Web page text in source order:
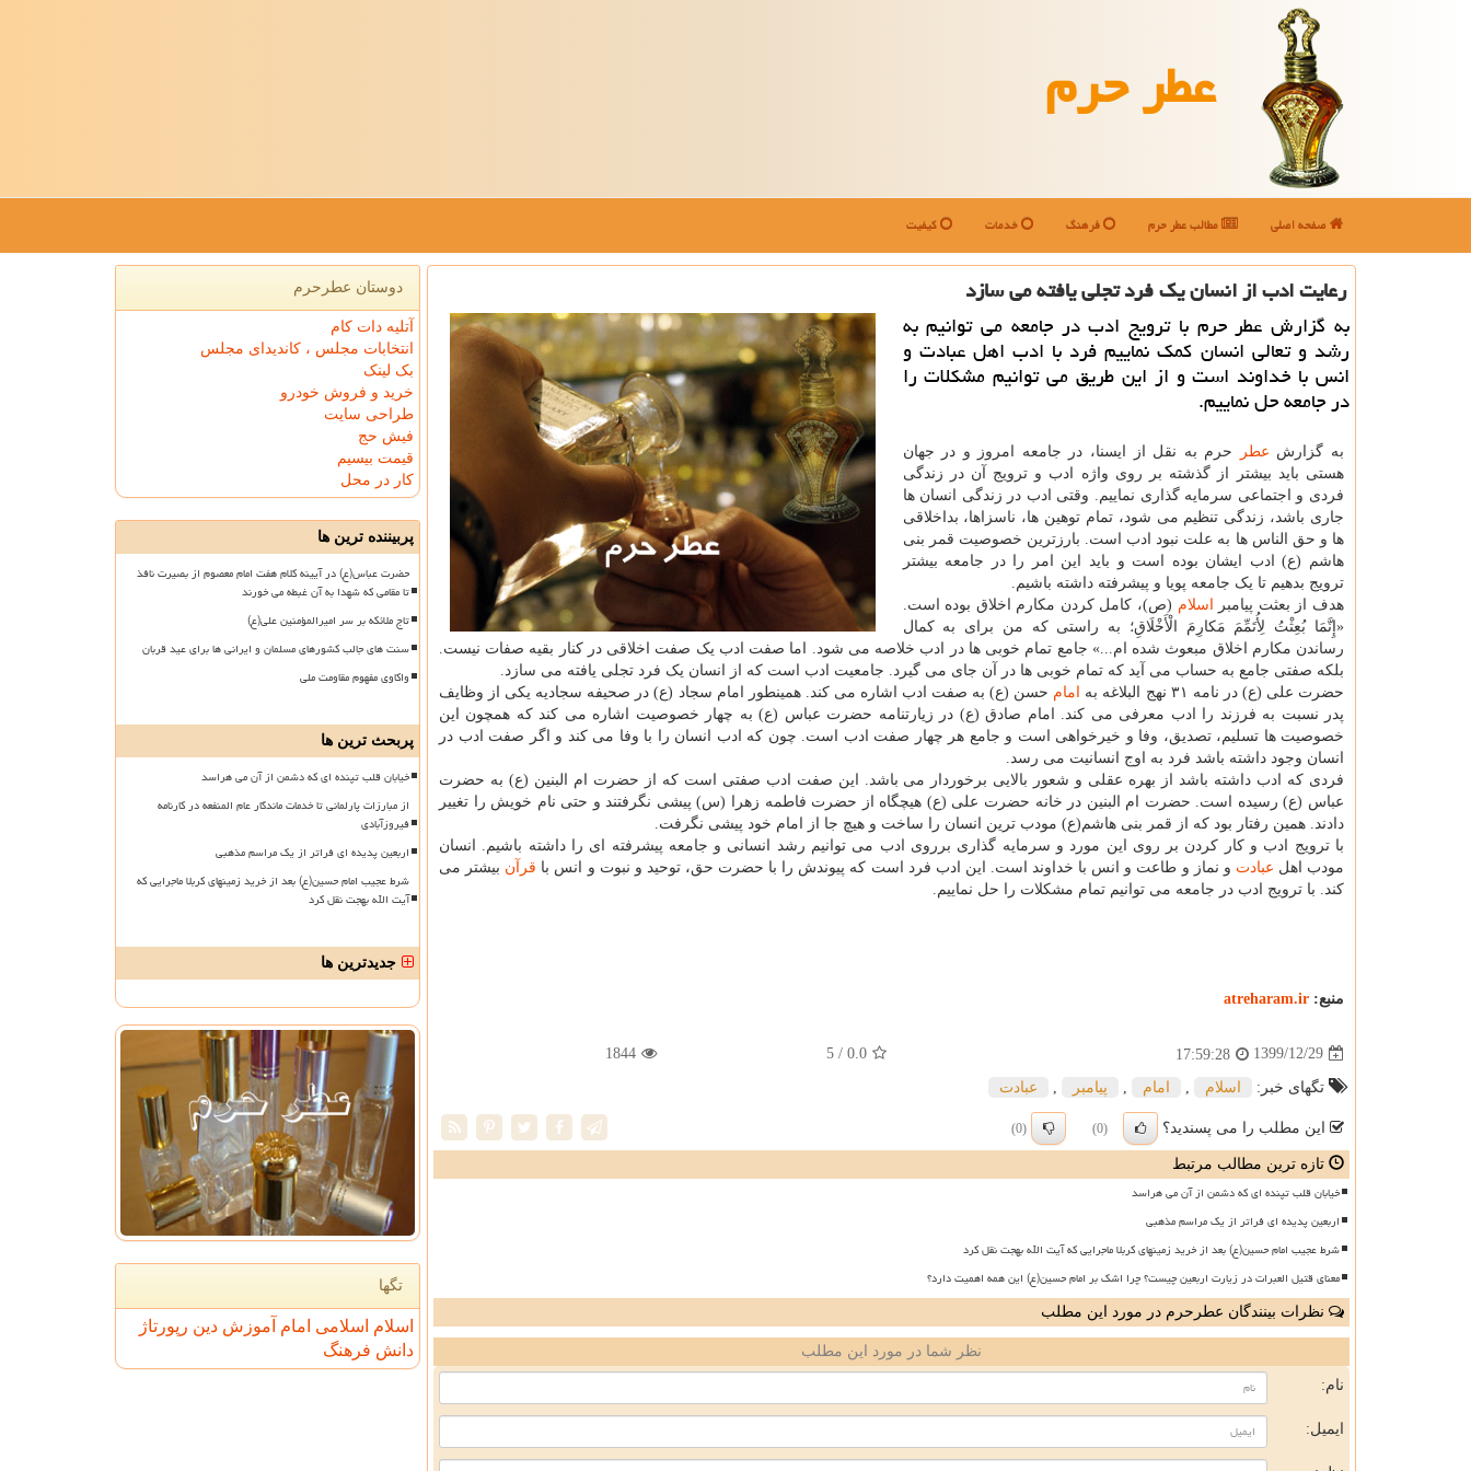
عطر حرم
صفحه اصلی مطالب عطر حرم فرهنگ خدمات کیفیت
رعایت ادب از انسان یك فرد تجلی یافته می سازد
به گزارش عطر حرم با ترویج ادب در جامعه می توانیم به
رشد و تعالی انسان کمک نماییم فرد با ادب اهل عبادت و
انس با خداوند است و از این طریق می توانیم مشکلات را
در جامعه حل نماییم.
به گزارش عطر
حرم به نقل از ایسنا، در جامعه امروز و در جهان
هستی باید بیشتر از گذشته بر روی واژه ادب و ترویج آن در زندگی
فردی و اجتماعی سرمایه گذاری نماییم. وقتی ادب در زندگی انسان ها
جاری باشد، زندگی تنظیم می شود، تمام توهین ها، ناسزاها، بداخلاقی
ها و حق الناس ها به علت نبود ادب است. بارزترین خصوصیت قمر بنی
هاشم (ع) ادب ایشان بوده است و باید این امر را در جامعه بیشتر
ترویج بدهیم تا یک جامعه پویا و پیشرفته داشته باشیم.
هدف از بعثت پیامبر
اسلام (ص)، کامل کردن مکارم اخلاق بوده است.
«إِنَّمَا بُعِثْتُ لِأُتَمِّمَ مَکارِمَ الْأَخْلَاقِ؛ به راستی که من برای به کمال
رساندن مکارم اخلاق مبعوث شده ام...» جامع تمام خوبی ها در ادب خلاصه می شود. اما صفت ادب یک صفت اخلاقی در کنار بقیه صفات نیست.
بلکه صفتی جامع به حساب می آید که تمام خوبی ها در آن جای می گیرد. جامعیت ادب است که از انسان یک فرد تجلی یافته می سازد.
حضرت علی (ع) در نامه ۳۱ نهج البلاغه به
امام حسن (ع) به صفت ادب اشاره می کند. همینطور امام سجاد (ع) در صحیفه سجادیه یکی از وظایف
پدر نسبت به فرزند را ادب معرفی می کند. امام صادق (ع) در زیارتنامه حضرت عباس (ع) به چهار خصوصیت اشاره می کند که همچون این
خصوصیت ها تسلیم، تصدیق، وفا و خیرخواهی است و جامع هر چهار صفت ادب است. چون که ادب انسان را با وفا می کند و اگر صفت ادب در
انسان وجود داشته باشد فرد به اوج انسانیت می رسد.
فردی که ادب داشته باشد از بهره عقلی و شعور بالایی برخوردار می باشد. این صفت ادب صفتی است که از حضرت ام البنین (ع) به حضرت
عباس (ع) رسیده است. حضرت ام البنین در خانه حضرت علی (ع) هیچگاه از حضرت فاطمه زهرا (س) پیشی نگرفتند و حتی نام خویش را تغییر
دادند. همین رفتار بود که از قمر بنی هاشم(ع) مودب ترین انسان را ساخت و هیچ جا از امام خود پیشی نگرفت.
با ترویج ادب و کار کردن بر روی این مورد و سرمایه گذاری برروی ادب می توانیم رشد انسانی و جامعه پیشرفته ای را داشته باشیم. انسان
مودب اهل عبادت و نماز و طاعت و انس با خداوند است. این ادب فرد است که پیوندش را با حضرت حق، توحید و نبوت و انس با قرآن بیشتر می
کند. با ترویج ادب در جامعه می توانیم تمام مشکلات را حل نماییم.
منبع: atreharam.ir
1399/12/29
17:59:28
0.0
/ 5
1844
تگهای خبر: اسلام امام پیامبر عبادت
این مطلب را می پسندید؟ (0)
(0)
تازه ترین مطالب مرتبط
خیابان قلب تپنده ای که دشمن از آن می هراسد
اربعین پدیده ای فراتر از یک مراسم مذهبی
شرط عجیب امام حسین(ع) بعد از خرید زمینهای کربلا ماجرایی که آیت الله بهجت نقل کرد
معنای قتیل العبرات در زیارت اربعین چیست؟ چرا اشک بر امام حسین(ع) این همه اهمیت دارد؟
نظرات بینندگان عطرحرم در مورد این مطلب
نظر شما در مورد این مطلب
نام:
ایمیل:
دوستان عطرحرم
آتلیه دات کام
انتخابات مجلس ، کاندیدای مجلس
بک لینک
خرید و فروش خودرو
طراحی سایت
فیش حج
قیمت بیسیم
کار در محل
پربیننده ترین ها
حضرت عباس(ع) در آیینه کلام هفت امام معصوم از بصیرت نافذ
تا مقامی که شهدا به آن غبطه می خورند
تاج ملائکه بر سر امیرالمؤمنین علی(ع)
سنت های جالب کشورهای مسلمان و ایرانی ها برای عید قربان
واکاوی مفهوم مقاومت ملی
پربحث ترین ها
خیابان قلب تپنده ای که دشمن از آن می هراسد
از مبارزات پارلمانی تا خدمات ماندگار عام المنفعه در کارنامه
فیروزآبادی
اربعین پدیده ای فراتر از یک مراسم مذهبی
شرط عجیب امام حسین(ع) بعد از خرید زمینهای کربلا ماجرایی که
آیت الله بهجت نقل کرد
جدیدترین ها
تگها
اسلام اسلامی امام آموزش دین رپورتاژ
دانش فرهنگ